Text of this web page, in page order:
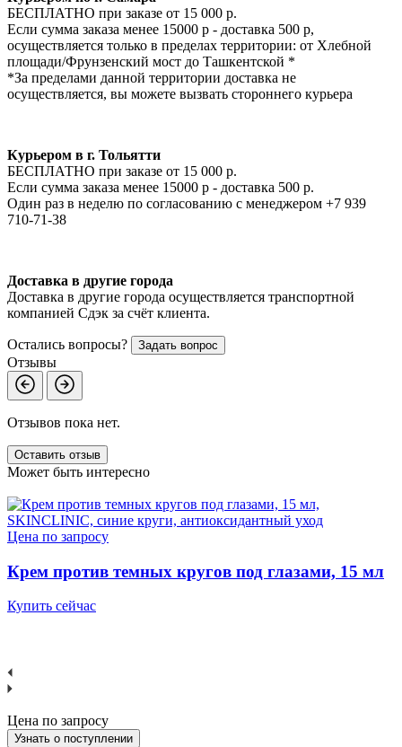
БЕСПЛАТНО при заказе от 15 000 р.
Если сумма заказа менее 15000 р - доставка 500 р,
осуществляется только в пределах территории: от Хлебной
площади/Фрунзенский мост до Ташкентской *
*За пределами данной территории доставка не
осуществляется, вы можете вызвать стороннего курьера
Курьером в г. Тольятти
БЕСПЛАТНО при заказе от 15 000 р.
Если сумма заказа менее 15000 р - доставка 500 р.
Один раз в неделю по согласованию с менеджером +7 939
710-71-38
Доставка в другие города
Доставка в другие города осуществляется транспортной
компанией Сдэк за счёт клиента.
Остались вопросы? Задать вопрос
Отзывы
Отзывов пока нет.
Оставить отзыв
Может быть интересно
Цена по запросу
Крем против темных кругов под глазами, 15 мл
Купить сейчас
Цена по запросу
Узнать о поступлении